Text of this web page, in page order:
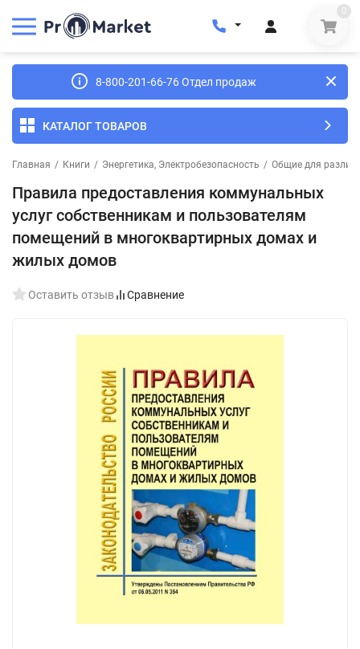
0
8-800-201-66-76 Отдел продаж
КАТАЛОГ ТОВАРОВ
Главная / Книги / Энергетика, Электробезопасность / Общие для
Правила предоставления коммунальных
услуг собственникам и пользователям
помещений в многоквартирных домах и
жилых домов
Оставить отзыв Сравнение